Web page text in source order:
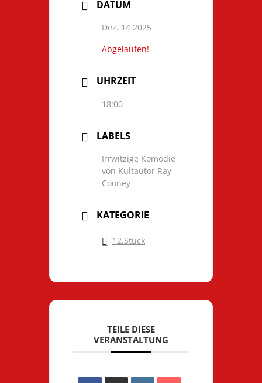
DATUM
Dez. 14 2025
Abgelaufen!
UHRZEIT
18:00
LABELS
Irrwitzige Komödie
von Kultautor Ray
Cooney
KATEGORIE
12.Stück
TEILE DIESE
VERANSTALTUNG